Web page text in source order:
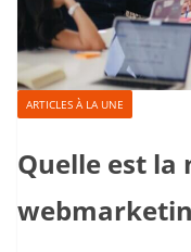
ARTICLES À LA UNE
Quelle est la